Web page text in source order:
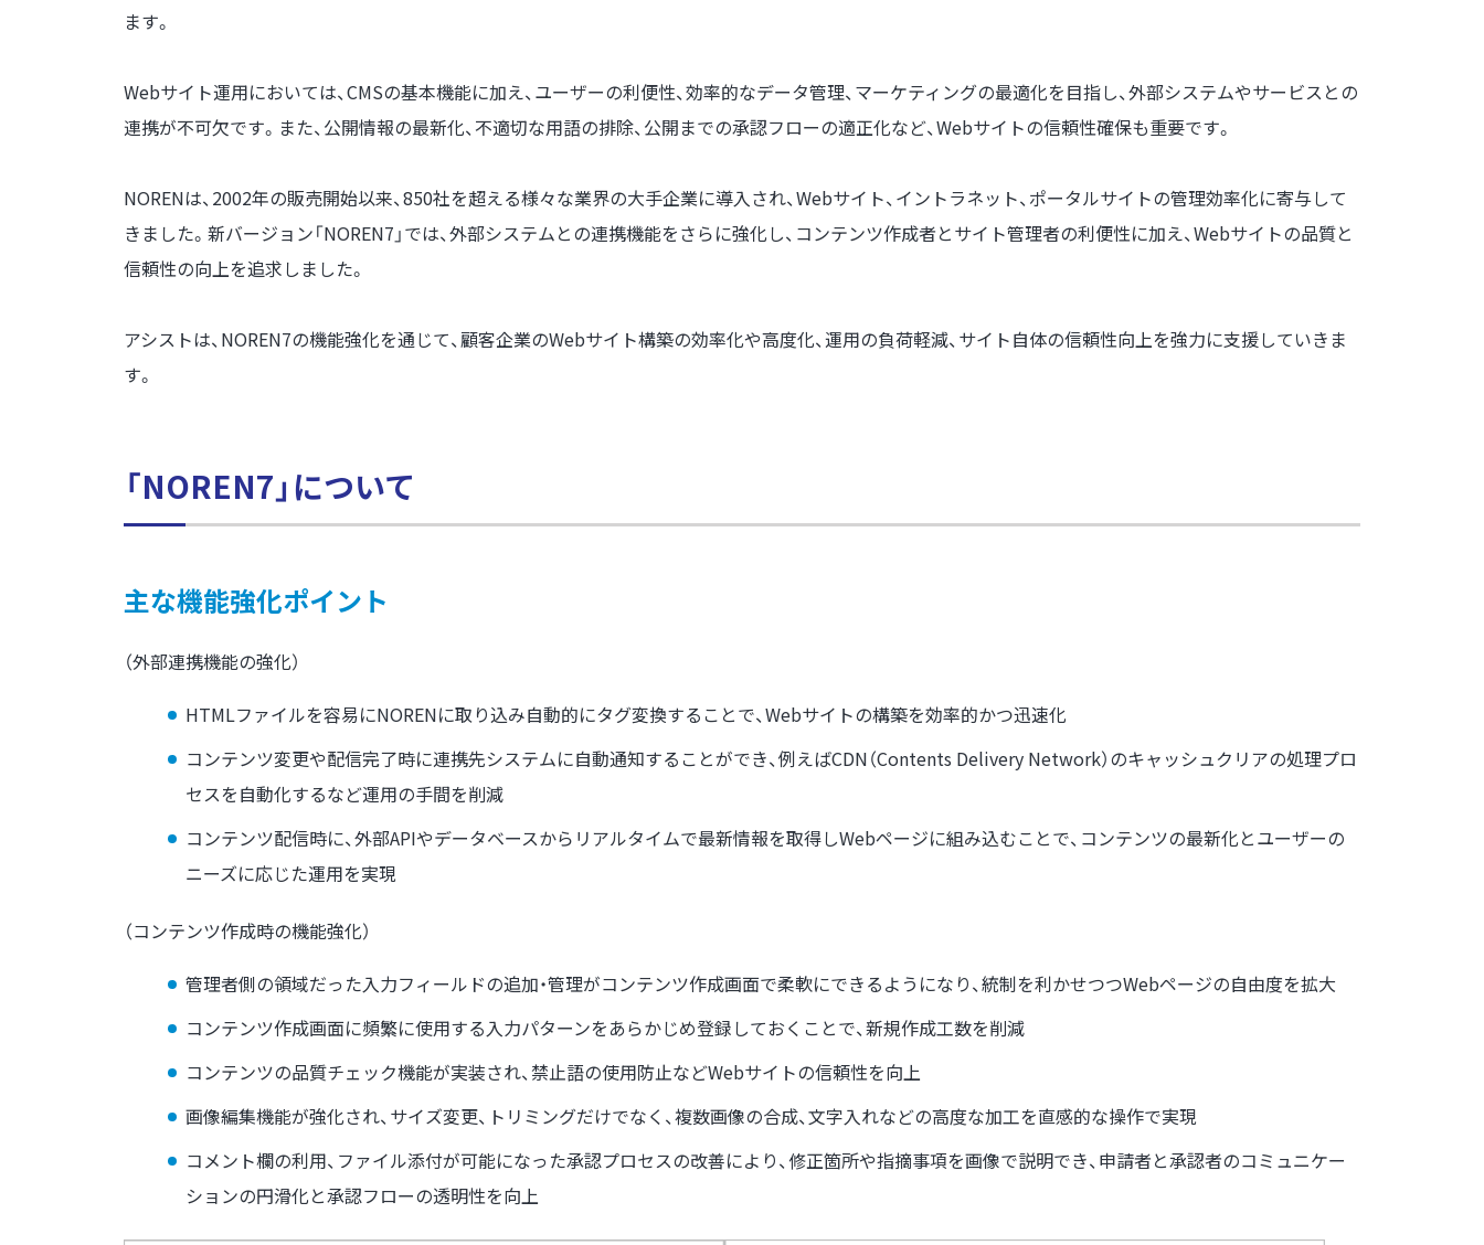
ます。
Webサイト運用においては、CMSの基本機能に加え、ユーザーの利便性、効率的なデータ管理、マーケティングの最適化を目指し、外部システムやサービスとの
連携が不可欠です。また、公開情報の最新化、不適切な用語の排除、公開までの承認フローの適正化など、Webサイトの信頼性確保も重要です。
NORENは、2002年の販売開始以来、850社を超える様々な業界の大手企業に導入され、Webサイト、イントラネット、ポータルサイトの管理効率化に寄与して
きました。新バージョン「NOREN7」では、外部システムとの連携機能をさらに強化し、コンテンツ作成者とサイト管理者の利便性に加え、Webサイトの品質と
信頼性の向上を追求しました。
アシストは、NOREN7の機能強化を通じて、顧客企業のWebサイト構築の効率化や高度化、運用の負荷軽減、サイト自体の信頼性向上を強力に支援していきま
す。
「NOREN7」について
主な機能強化ポイント
（外部連携機能の強化）
HTMLファイルを容易にNORENに取り込み自動的にタグ変換することで、Webサイトの構築を効率的かつ迅速化
コンテンツ変更や配信完了時に連携先システムに自動通知することができ、例えばCDN（Contents Delivery Network）のキャッシュクリアの処理プロ
セスを自動化するなど運用の手間を削減
コンテンツ配信時に、外部APIやデータベースからリアルタイムで最新情報を取得しWebページに組み込むことで、コンテンツの最新化とユーザーの
ニーズに応じた運用を実現
（コンテンツ作成時の機能強化）
管理者側の領域だった入力フィールドの追加・管理がコンテンツ作成画面で柔軟にできるようになり、統制を利かせつつWebページの自由度を拡大
コンテンツ作成画面に頻繁に使用する入力パターンをあらかじめ登録しておくことで、新規作成工数を削減
コンテンツの品質チェック機能が実装され、禁止語の使用防止などWebサイトの信頼性を向上
画像編集機能が強化され、サイズ変更、トリミングだけでなく、複数画像の合成、文字入れなどの高度な加工を直感的な操作で実現
コメント欄の利用、ファイル添付が可能になった承認プロセスの改善により、修正箇所や指摘事項を画像で説明でき、申請者と承認者のコミュニケー
ションの円滑化と承認フローの透明性を向上